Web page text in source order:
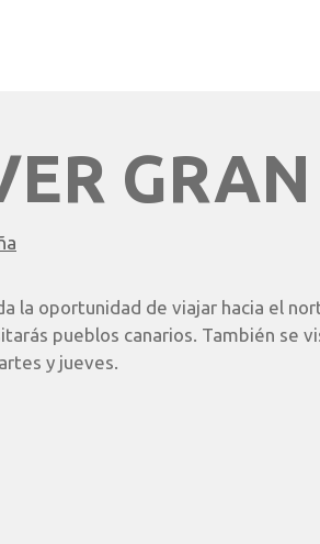
la oportunidad de viajar hacia el
pueblos canarios. También se
y jueves.